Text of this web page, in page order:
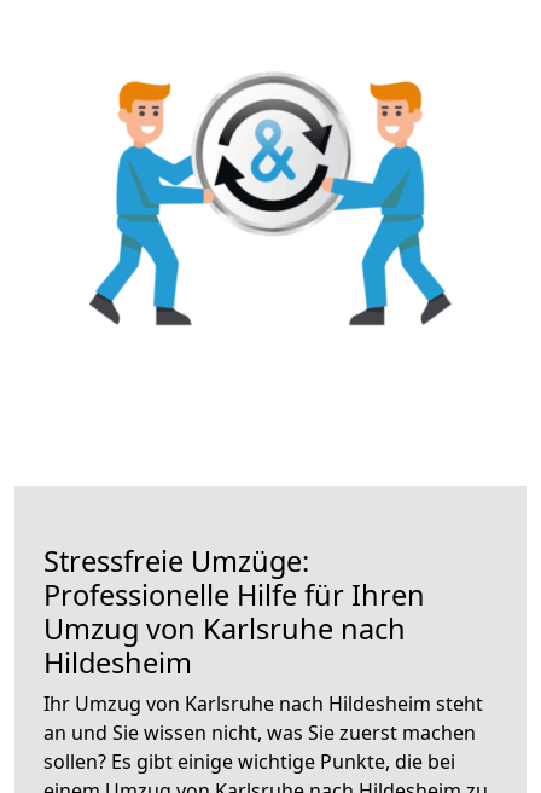
Stressfreie Umzüge:
Professionelle Hilfe für Ihren
Umzug von Karlsruhe nach
Hildesheim
Ihr Umzug von Karlsruhe nach Hildesheim steht
an und Sie wissen nicht, was Sie zuerst machen
sollen? Es gibt einige wichtige Punkte, die bei